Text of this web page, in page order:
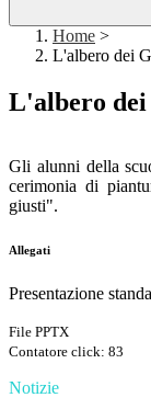
Home >
L'albero dei
L'albero
Gli alunni della
cerimonia di
giusti".
Allegati
Presentazione
File PPTX
Contatore click: 83
Notizie